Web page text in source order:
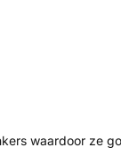
waardoor ze